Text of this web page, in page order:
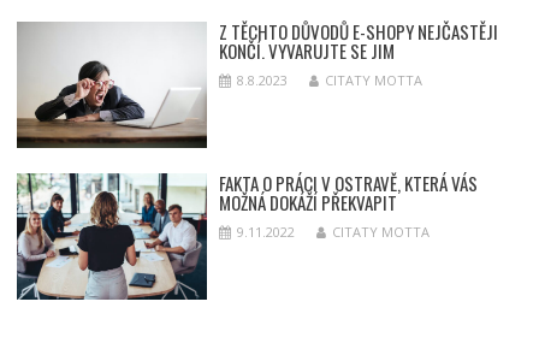
Z TĚCHTO DŮVODŮ E-SHOPY NEJČASTĚJI
KONČÍ. VYVARUJTE SE JIM
8.8.2023 CITATY MOTTA
FAKTA O PRÁCI V OSTRAVĚ, KTERÁ VÁS
MOŽNÁ DOKÁŽÍ PŘEKVAPIT
9.11.2022 CITATY MOTTA